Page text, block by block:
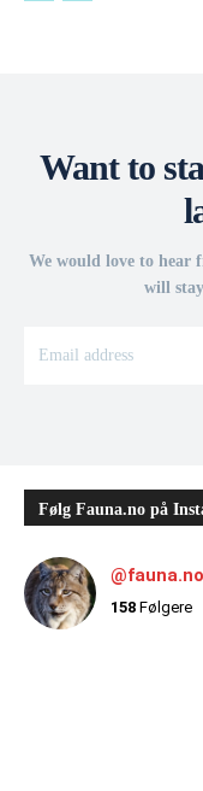
Want to
We would love to hear
will
Følg Fauna.no på
@fauna.no
158 Følgere